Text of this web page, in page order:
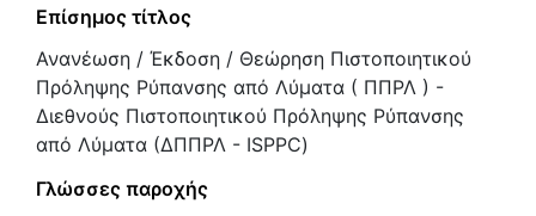
Επίσημος τίτλος
Ανανέωση / Έκδοση / Θεώρηση Πιστοποιητικού
Πρόληψης Ρύπανσης από Λύματα ( ΠΠΡΛ ) -
Διεθνούς Πιστοποιητικού Πρόληψης Ρύπανσης
από Λύματα (ΔΠΠΡΛ - ISPPC)
Γλώσσες παροχής